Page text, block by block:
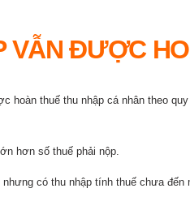
VẪN ĐƯỢC
thuế thu nhập cá nhân theo
hơn số thuế phải nộp.
có thu nhập tính thuế chưa đến